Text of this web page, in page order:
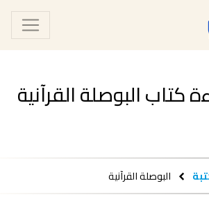
كتاب البوصلة القرآنية
البوصلة القرآنية